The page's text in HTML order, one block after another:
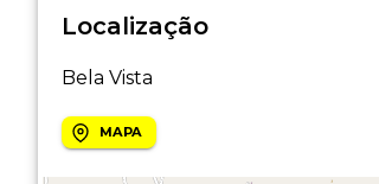
Localização
Bela Vista
MAPA